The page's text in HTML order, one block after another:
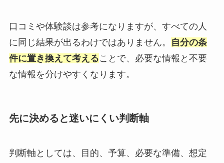
口コミや体験談は参考になりますが、すべての人
に同じ結果が出るわけではありません。
自分の条
件に置き換えて考えることで、必要な情報と不要
な情報を分けやすくなります。
先に決めると迷いにくい判断軸
判断軸としては、目的、予算、必要な準備、想定